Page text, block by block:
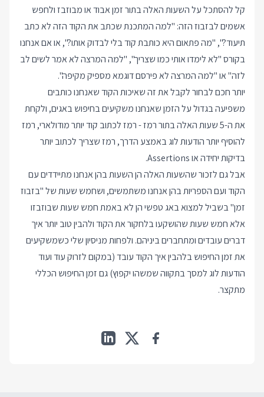
קל להסתכל על השעות האלה בתור זמן אבוד או מבוזבז ולחפש
אשמים לבזבוז הזה: "למה המתכנת שכתב את הקוד הזה לא כתב
תיעוד?", "מה פתאום היא כותבת קוד בלי לבדוק אותו?", או אם אנחנו
בקורס "לא לימדו אותי כמו שצריך", "למה המרצה לא אמר לשים לב
לזה" או "למה המרצה לא פירסם דוגמא מספיק מקיפה".
יותר חכם לבחור לקבל את זה שאיכות הקוד שאנחנו כותבים
משפיעה בגדול על הזמן שאנחנו משקיעים בחיפוש באגים, ולקחת
את ה-5 שעות האלה בתור רמז - רמז לכתוב קוד יותר מודולארי, רמז
להוסיף יותר הודעות לוג באמצע הדרך, רמז שצריך לכתוב יותר
בדיקות יחידה או Assertions.
אבל גם לזכור שהשעות האלה הן השעות בהן אנחנו מתיידדים עם
הקוד ועם הספריות בהן אנחנו משתמשים, ושחמש שעות של "בזבוז
זמן" בשביל למצוא באג טפשי הן לא באמת חמש שעות שבוזבזו
אלא חמש שעות שהושקעו בלחקור את הקוד ולהבין טוב יותר איך
דברים עובדים ומתחברים ביניהם. ולפחות מניסיון שלי כשמשקיעים
את זמן החיפוש בלהבין איך הקוד עובד (במקום לזרוק עוד ועוד
הודעות לוג למסך בתקווה שמשהו יקפוץ) גם זמן החיפוש הכללי
מתקצר.